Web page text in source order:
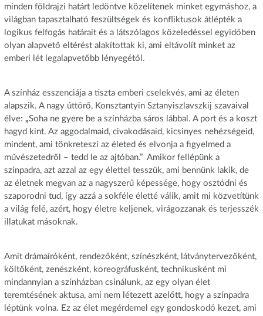
minden földrajzi határt ledöntve közelítenek minket egymáshoz, a
világban tapasztalható feszültségek és konfliktusok átlépték a
logikus felfogás határait és a látszólagos közeledéssel egyidőben
olyan alapvető eltérést alakítottak ki, ami eltávolít minket az
emberi lét legalapvetőbb lényegétől.
A színház esszenciája a tiszta emberi cselekvés, ami az életen
alapszik. A nagy úttörő, Konsztantyin Sztanyiszlavszkij szavaival
élve: „Soha ne gyere be a színházba sáros lábbal. A port és a koszt
hagyd kint. Az aggodalmaid, civakodásaid, kicsinyes nehézségeid,
mindent, ami tönkreteszi az életed és elvonja a figyelmed a
művészetedről – tedd le az ajtóban.” Amikor fellépünk a
színpadra, azt azzal az egy élettel tesszük, ami bennünk lakik, de
az életnek megvan az a nagyszerű képessége, hogy osztódni és
szaporodni tud, így azzá a sokféle életté válik, amit mi közvetítünk
a világ felé, azért, hogy életre keljenek, virágozzanak és terjesszék
illatukat másoknak.
Amit drámaíróként, rendezőként, színészként, látványtervezőként,
költőként, zenészként, koreográfusként, technikusként mi
mindannyian a színházban csinálunk, az egy olyan élet
teremtésének aktusa, ami nem létezett azelőtt, hogy a színpadra
léptünk volna. Ez az élet megérdemel egy gondoskodó kezet, ami